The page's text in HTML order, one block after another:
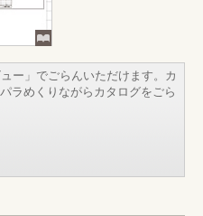
ー」でごらんいただけます。カ
ラめくりながらカタログをごら